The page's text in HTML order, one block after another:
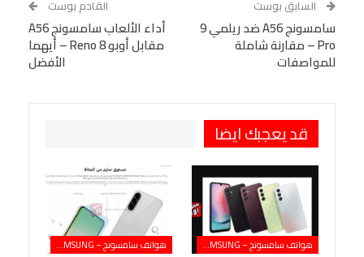
البريد الإلكتروني
StumbleUpon
VK
Digg
LINE
BlackBerry
Viber
السابق بوست
سامسونج A56 ضد ريلمي 9
Pro – مقارنة شاملة
للمواصفات
القادم بوست
أداء الألعاب سامسونج A56
مقابل أوبو Reno 8 – أيهما
الأفضل
قد يعجبك ايضا
هواتف سامسونج – SAMSUNG هواتف سامسونج – SAMSUNG